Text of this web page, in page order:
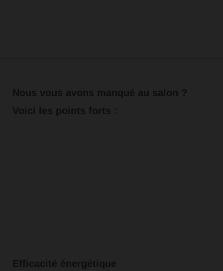
Nous vous avons manqué au salon ?
Voici les points forts :
Efficacité énergétique